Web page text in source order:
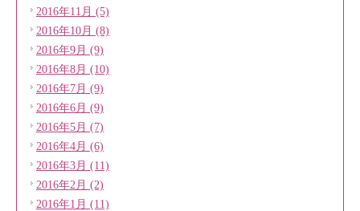
2016年11月 (5)
2016年10月 (8)
2016年9月 (9)
2016年8月 (10)
2016年7月 (9)
2016年6月 (9)
2016年5月 (7)
2016年4月 (6)
2016年3月 (11)
2016年2月 (2)
2016年1月 (11)